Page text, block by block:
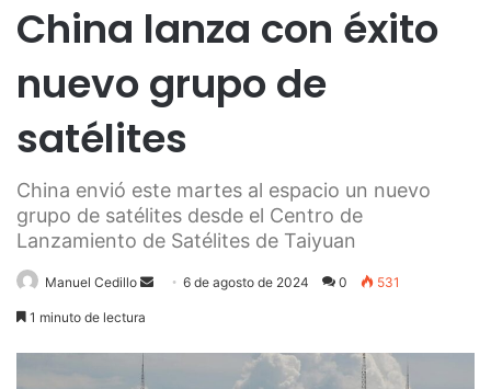
China lanza con éxito
nuevo grupo de
satélites
China envió este martes al espacio un nuevo
grupo de satélites desde el Centro de
Lanzamiento de Satélites de Taiyuan
Manuel Cedillo
Send6 de agosto de 2024 0 531
1 minuto de lectura